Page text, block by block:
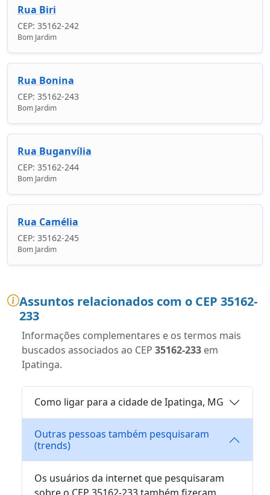
Rua Biri
CEP: 35162-242
Bom Jardim
Rua Bonina
CEP: 35162-243
Bom Jardim
Rua Buganvília
CEP: 35162-244
Bom Jardim
Rua Camélia
CEP: 35162-245
Bom Jardim
Assuntos relacionados com o CEP 35162-
233
Informações complementares e os termos mais
buscados associados ao CEP 35162-233 em
Ipatinga.
Como ligar para a cidade de Ipatinga, MG
Outras pessoas também pesquisaram
(trends)
Os usuários da internet que pesquisaram